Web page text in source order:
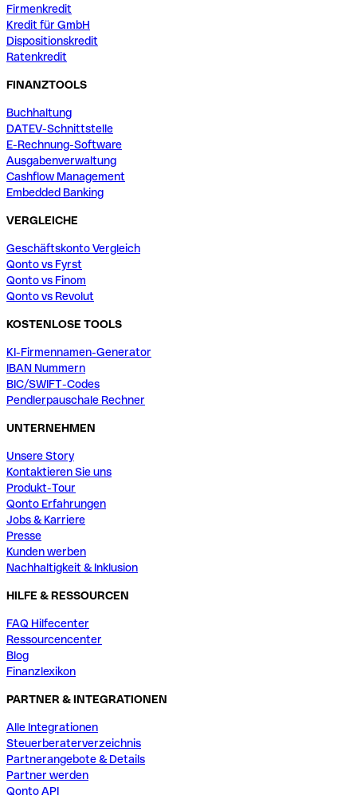
Firmenkredit
Kredit für GmbH
Dispositionskredit
Ratenkredit
FINANZTOOLS
Buchhaltung
DATEV-Schnittstelle
E-Rechnung-Software
Ausgabenverwaltung
Cashflow Management
Embedded Banking
VERGLEICHE
Geschäftskonto Vergleich
Qonto vs Fyrst
Qonto vs Finom
Qonto vs Revolut
KOSTENLOSE TOOLS
KI-Firmennamen-Generator
IBAN Nummern
BIC/SWIFT-Codes
Pendlerpauschale Rechner
UNTERNEHMEN
Unsere Story
Kontaktieren Sie uns
Produkt-Tour
Qonto Erfahrungen
Jobs & Karriere
Presse
Kunden werben
Nachhaltigkeit & Inklusion
HILFE & RESSOURCEN
FAQ Hilfecenter
Ressourcencenter
Blog
Finanzlexikon
PARTNER & INTEGRATIONEN
Alle Integrationen
Steuerberaterverzeichnis
Partnerangebote & Details
Partner werden
Qonto API